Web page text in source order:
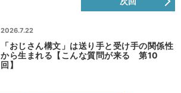
2026.7.22
「おじさん構文」は送り手と受け手の関係性
から生まれる【こんな質問が来る 第10
回】